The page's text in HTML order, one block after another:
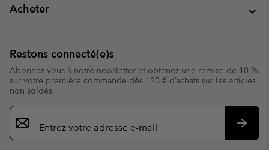
Acheter
Restons connecté(e)s
Abonnez-vous à notre newsletter et obtenez une remise de 10 %
sur votre première commande dès 120 € d’achats sur les articles
non soldés.
Inscription
par
e-